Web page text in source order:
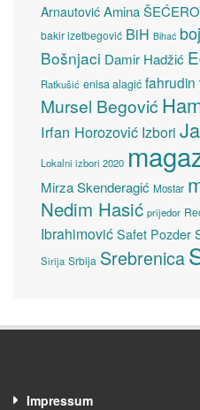
Arnautović Amina
bakir izetbegović BiH Bihać
Bošnjaci Damir Hadžić
Ratkušić enisa alagić fahrudin
Mursel Begović
Irfan Horozović Izbori
Lokalni izbori 2020
Mirza Skenderagić Mostar
Nedim Hasić prijedor
Ibrahimović Safet Pozder
Sirija Srbija Srebrenica
Impressum